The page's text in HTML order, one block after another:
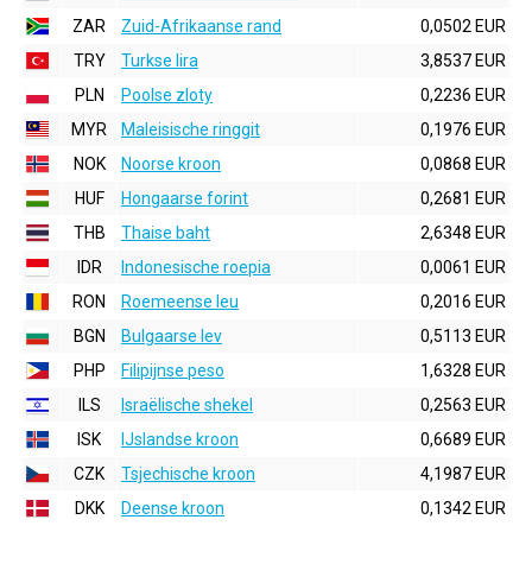
ZAR
Zuid-Afrikaanse rand
0,0502 EUR
TRY
Turkse lira
3,8537 EUR
PLN
Poolse zloty
0,2236 EUR
MYR
Maleisische ringgit
0,1976 EUR
NOK
Noorse kroon
0,0868 EUR
HUF
Hongaarse forint
0,2681 EUR
THB
Thaise baht
2,6348 EUR
IDR
Indonesische roepia
0,0061 EUR
RON
Roemeense leu
0,2016 EUR
BGN
Bulgaarse lev
0,5113 EUR
PHP
Filipijnse peso
1,6328 EUR
ILS
Israëlische shekel
0,2563 EUR
ISK
IJslandse kroon
0,6689 EUR
CZK
Tsjechische kroon
4,1987 EUR
DKK
Deense kroon 0,1342 EUR